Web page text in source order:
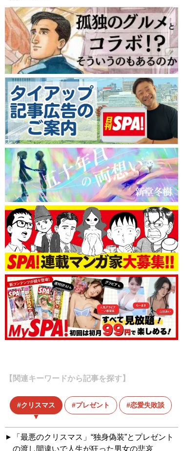
【関連キーワードから記事を探す】
クリスマス プレゼント 恋愛失敗談
「最悪のクリスマス」“独身偽装”とプレゼント
の渡し間違いで人生が狂った男女の悲哀